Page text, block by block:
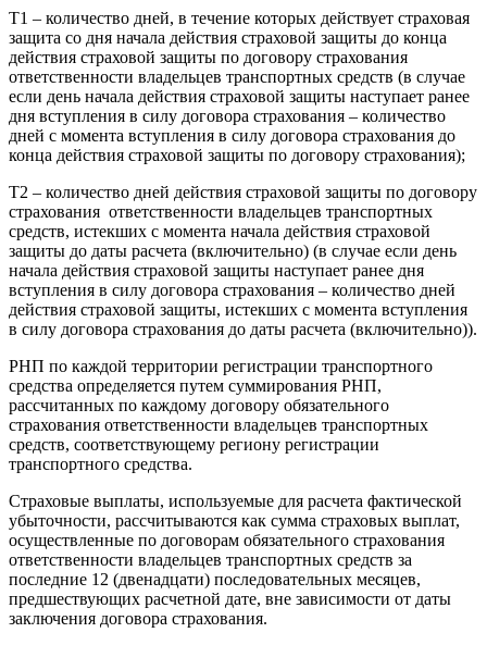
T1 – количество дней, в течение которых действует страховая
защита со дня начала действия страховой защиты до конца
действия страховой защиты по договору страхования
ответственности владельцев транспортных средств (в случае
если день начала действия страховой защиты наступает ранее
дня вступления в силу договора страхования – количество
дней с момента вступления в силу договора страхования до
конца действия страховой защиты по договору страхования);
Т2 – количество дней действия страховой защиты по договору
страхования ответственности владельцев транспортных
средств, истекших с момента начала действия страховой
защиты до даты расчета (включительно) (в случае если день
начала действия страховой защиты наступает ранее дня
вступления в силу договора страхования – количество дней
действия страховой защиты, истекших с момента вступления
в силу договора страхования до даты расчета (включительно)).
РНП по каждой территории регистрации транспортного
средства определяется путем суммирования РНП,
рассчитанных по каждому договору обязательного
страхования ответственности владельцев транспортных
средств, соответствующему региону регистрации
транспортного средства.
Страховые выплаты, используемые для расчета фактической
убыточности, рассчитываются как сумма страховых выплат,
осуществленные по договорам обязательного страхования
ответственности владельцев транспортных средств за
последние 12 (двенадцати) последовательных месяцев,
предшествующих расчетной дате, вне зависимости от даты
заключения договора страхования.